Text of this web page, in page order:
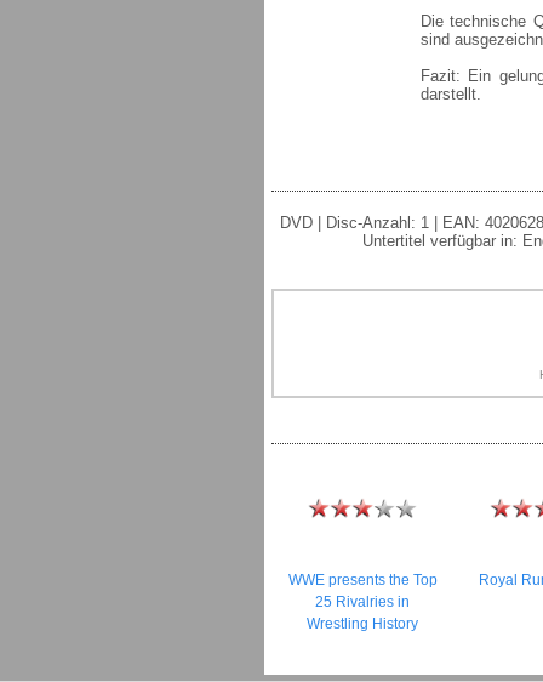
Die technische
sind
Fazit: Ein
darstellt.
DVD | Disc-Anzahl: 1 | EAN:
Untertitel verfügbar in:
WWE presents the Top
25 Rivalries in
Wrestling History
Royal